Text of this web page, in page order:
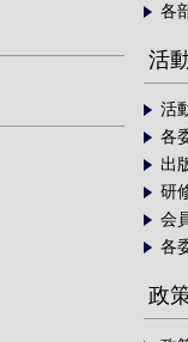
各
活
活
各
出
研
会
各
政